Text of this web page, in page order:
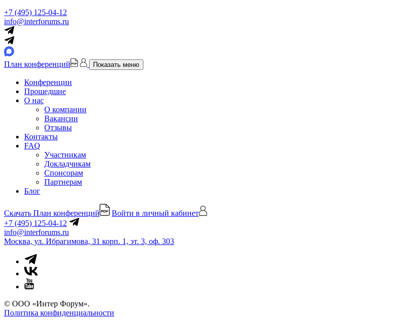
+7 (495) 125-04-12
info@interforums.ru
План конференций Показать меню
Конференции
Прошедшие
О нас
О компании
Вакансии
Отзывы
Контакты
FAQ
Участникам
Докладчикам
Спонсорам
Партнерам
Блог
Скачать План конференций
Войти в личный кабинет
+7 (495) 125-04-12
info@interforums.ru
Москва, ул. Ибрагимова, 31 корп. 1, эт. 3, оф. 303
© ООО «Интер Форум».
Политика конфиденциальности